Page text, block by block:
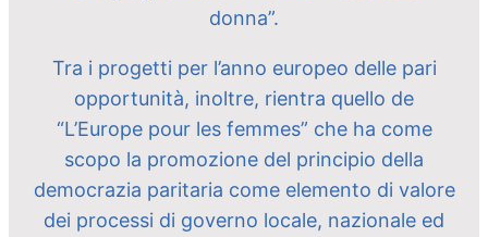
donna”.
Tra i progetti per l’anno europeo delle pari
opportunità, inoltre, rientra quello de
“L’Europe pour les femmes” che ha come
scopo la promozione del principio della
democrazia paritaria come elemento di valore
dei processi di governo locale, nazionale ed